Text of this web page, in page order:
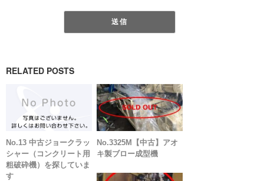
RELATED POSTS
No.13 中古ジョークラッ
シャー（コンクリート用
粗破砕機）を探していま
す
No.3325M【中古】アオ
キ製ブロー成型機